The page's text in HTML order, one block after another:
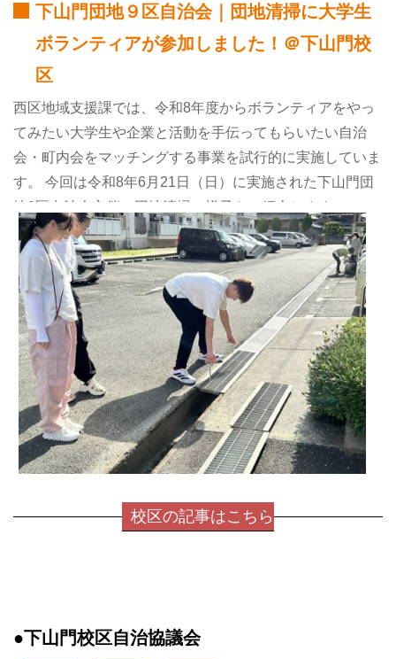
下山門団地９区自治会｜団地清掃に大学生
ボランティアが参加しました！＠下山門校
区
西区地域支援課では、令和8年度からボランティアをやっ
てみたい大学生や企業と活動を手伝ってもらいたい自治
会・町内会をマッチングする事業を試行的に実施していま
す。 今回は令和8年6月21日（日）に実施された下山門団
地9区自治会主催の団地清掃の様子をご紹介します。
校区の記事はこちら
●下山門校区自治協議会